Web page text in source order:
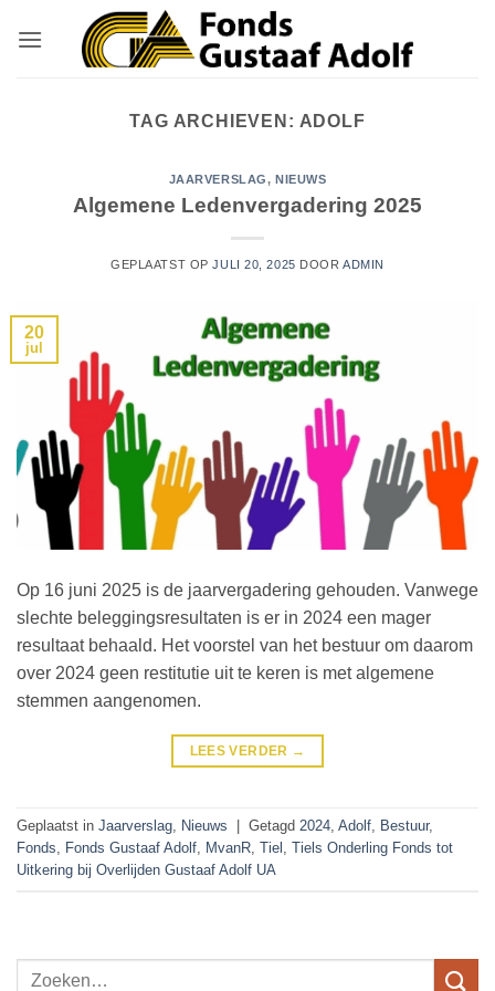
naar
TAG ARCHIEVEN: ADOLF
JAARVERSLAG, NIEUWS
Algemene Ledenvergadering 2025
GEPLAATST OPJULI 20, 2025 DOORADMIN
20
jul
Op 16 juni 2025 is de jaarvergadering gehouden. Vanwege
slechte beleggingsresultaten is er in 2024 een mager
resultaat behaald. Het voorstel van het bestuur om daarom
over 2024 geen restitutie uit te keren is met algemene
stemmen aangenomen.
LEES VERDER →
Geplaatst in Jaarverslag, Nieuws Getagd 2024, Adolf, Bestuur,
Fonds, Fonds Gustaaf Adolf, MvanR, Tiel , Tiels Onderling Fonds tot
Uitkering bij Overlijden Gustaaf Adolf UA